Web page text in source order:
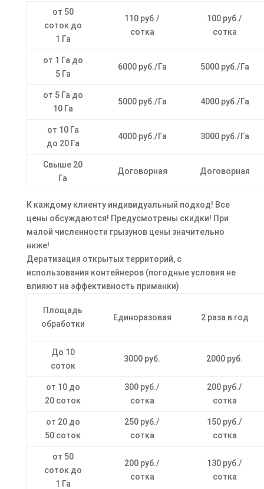
от 50
соток до
1 Га
110 руб./
сотка
100 руб./
сотка
от 1 Га до
5 Га
6000 руб./Га 5000 руб./Га
от 5 Га до
10 Га
5000 руб./Га 4000 руб./Га
от 10 Га
до 20 Га
4000 руб./Га 3000 руб./Га
Свыше 20
Га
Договорная Договорная
К каждому клиенту индивидуальный подход! Все
цены обсуждаются! Предусмотрены скидки! При
малой численности грызунов цены значительно
ниже!
Дератизация открытых территорий, с
использования контейнеров (погодные условия не
влияют на эффективность приманки)
Площадь
обработки
Единоразовая 2 раза в год
До 10
соток
3000 руб. 2000 руб.
от 10 до
20 соток
300 руб./
сотка
200 руб./
сотка
от 20 до
50 соток
250 руб./
сотка
150 руб./
сотка
от 50
соток до
1 Га
200 руб./
сотка
130 руб./
сотка